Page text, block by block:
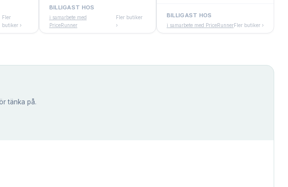
Fler
butiker ›
BILLIGAST HOS
i samarbete med
PriceRunner
Fler butiker
›
BILLIGAST HOS
i samarbete med PriceRunnerFler butiker ›
tänka på.